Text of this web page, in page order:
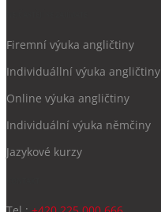
Firemní výuka angličtiny
Individuállní výuka angličtiny
Online výuka angličtiny
Individuální výuka němčiny
Jazykové kurzy